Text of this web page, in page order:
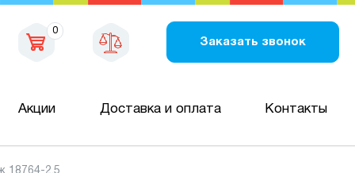
0
Заказать звонок
Акции Доставка и оплата Контакты